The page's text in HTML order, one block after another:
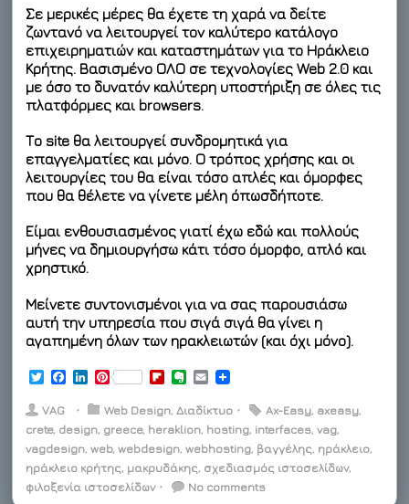
Σε μερικές μέρες θα έχετε τη χαρά να δείτε
ζωντανό να λειτουργεί τον καλύτερο κατάλογο
επιχειρηματιών και καταστημάτων για το Ηράκλειο
Κρήτης. Βασισμένο ΟΛΟ σε τεχνολογίες Web 2.0 και
με όσο το δυνατόν καλύτερη υποστήριξη σε όλες τις
πλατφόρμες και browsers.
Το site θα λειτουργεί συνδρομητικά για
επαγγελματίες και μόνο. Ο τρόπος χρήσης και οι
λειτουργίες του θα είναι τόσο απλές και όμορφες
που θα θέλετε να γίνετε μέλη όπωσδήποτε.
Είμαι ενθουσιασμένος γιατί έχω εδώ και πολλούς
μήνες να δημιουργήσω κάτι τόσο όμορφο, απλό και
χρηστικό.
Μείνετε συντονισμένοι για να σας παρουσιάσω
αυτή την υπηρεσία που σιγά σιγά θα γίνει η
αγαπημένη όλων των ηρακλειωτών (και όχι μόνο).
T
i
t
e
r
F
b
o
o
k
L
n
e
d
I
n
P
n
e
r
e
s
t
F
i
p
b
o
a
d
e
n
o
t
e
E
a
l
VAG ⋅ Web Design,Διαδίκτυο ⋅ Ax-Easy, axeasy,
crete, design, greece, heraklion, hosting, interfaces,vag,
vagdesign,web,webdesign,webhosting, βαγγέλης, ηράκλειο,
ηράκλειο κρήτης, μακρυδάκης, σχεδιασμός ιστοσελίδων,
φιλοξενία ιστοσελίδων ⋅ No comments